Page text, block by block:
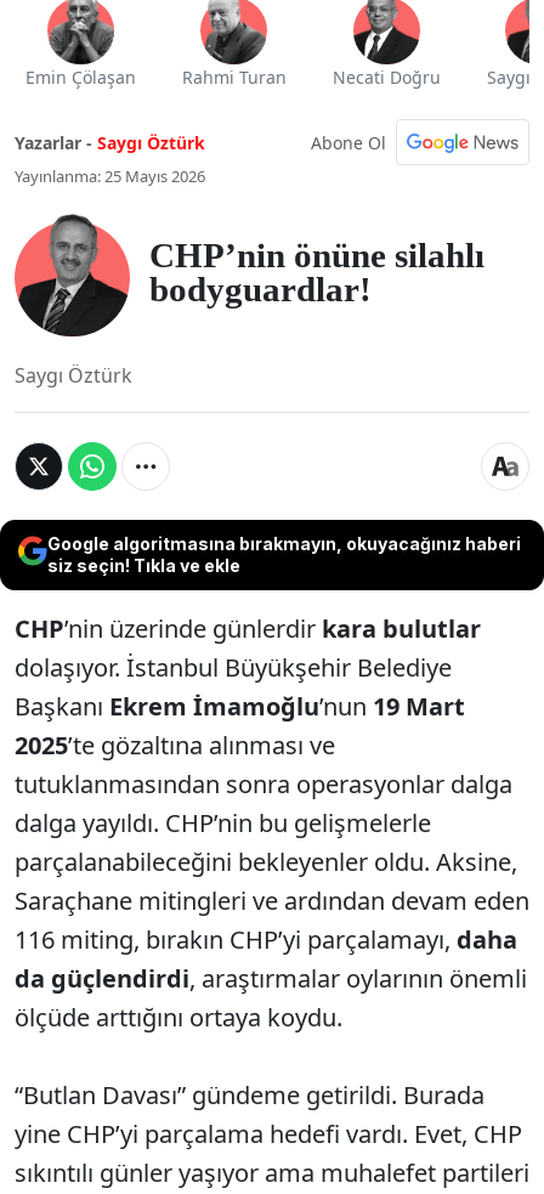
Emin Çölaşan Rahmi Turan Necati Doğru Saygı
Yazarlar - Saygı Öztürk Abone Ol
Yayınlanma: 25 Mayıs 2026
CHP’nin önüne silahlı
bodyguardlar!
Saygı Öztürk
Google algoritmasına bırakmayın, okuyacağınız haberi
siz seçin! Tıkla ve ekle
CHP’nin üzerinde günlerdir kara bulutlar
dolaşıyor. İstanbul Büyükşehir Belediye
Başkanı Ekrem İmamoğlu’nun 19 Mart
2025’te gözaltına alınması ve
tutuklanmasından sonra operasyonlar dalga
dalga yayıldı. CHP’nin bu gelişmelerle
parçalanabileceğini bekleyenler oldu. Aksine,
Saraçhane mitingleri ve ardından devam eden
116 miting, bırakın CHP’yi parçalamayı, daha
da güçlendirdi, araştırmalar oylarının önemli
ölçüde arttığını ortaya koydu.
“Butlan Davası” gündeme getirildi. Burada
yine CHP’yi parçalama hedefi vardı. Evet, CHP
sıkıntılı günler yaşıyor ama muhalefet partileri